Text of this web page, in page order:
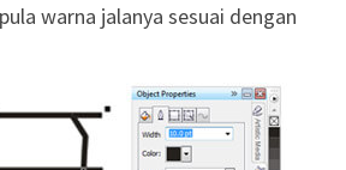
warna jalanya sesuai dengan